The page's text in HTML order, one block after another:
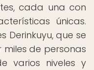
cada una con
únicas.
Derinkuyu, que se
de personas
varios niveles y